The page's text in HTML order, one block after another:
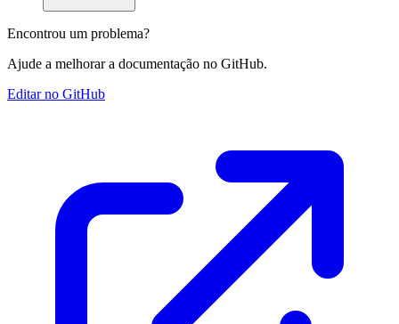
Encontrou um problema?
Ajude a melhorar a documentação no GitHub.
Editar no GitHub